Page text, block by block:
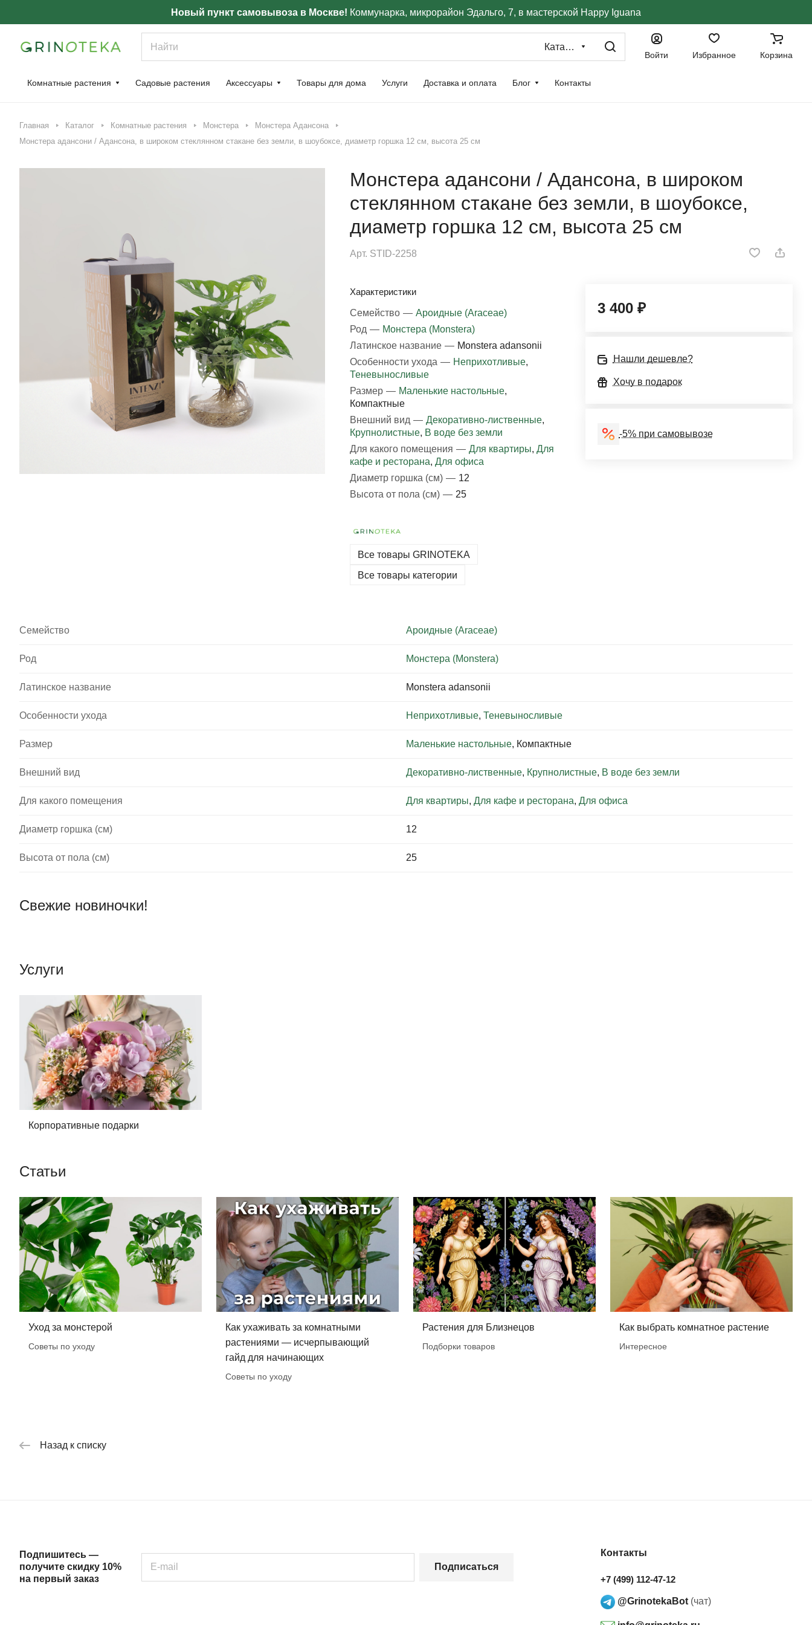
Новый пункт самовывоза в Москве! Коммунарка, микрорайон Эдальго, 7, в мастерской Happy Iguana
Каталог
Войти Избранное Корзина
Комнатные растения Садовые растения Аксессуары Товары для дома Услуги Доставка и оплата Блог Контакты
Главная Каталог Комнатные растения Монстера
Монстера Адансона
Монстера адансони / Адансона, в широком стеклянном стакане без земли, в шоубоксе, диаметр горшка 12 см, высота 25 см
Монстера адансони / Адансона, в широком
стеклянном стакане без земли, в шоубоксе,
диаметр горшка 12 см, высота 25 см
Арт. STID-2258
Характеристики
Семейство — Ароидные (Araceae)
Род — Монстера (Monstera)
Латинское название — Monstera adansonii
Особенности ухода — Неприхотливые,
Теневыносливые
Размер — Маленькие настольные,
Компактные
Внешний вид — Декоративно-лиственные,
Крупнолистные, В воде без земли
Для какого помещения — Для квартиры, Для
кафе и ресторана, Для офиса
Диаметр горшка (см) — 12
Высота от пола (см) — 25
Все товары GRINOTEKA
Все товары категории
3 400 ₽
Нашли дешевле?
Хочу в подарок
-5% при самовывозе
Семейство Ароидные (Araceae)
Род Монстера (Monstera)
Латинское название Monstera adansonii
Особенности ухода Неприхотливые, Теневыносливые
Размер Маленькие настольные, Компактные
Внешний вид Декоративно-лиственные, Крупнолистные, В воде без земли
Для какого помещения Для квартиры, Для кафе и ресторана, Для офиса
Диаметр горшка (см) 12
Высота от пола (см) 25
Свежие новиночки!
Услуги
Корпоративные подарки
Статьи
Уход за монстерой
Советы по уходу
Как ухаживать за комнатными
растениями — исчерпывающий
гайд для начинающих
Советы по уходу
Растения для Близнецов
Подборки товаров
Как выбрать комнатное растение
Интересное
Назад к списку
Подпишитесь —
получите скидку 10%
на первый заказ
Подписаться
Контакты
+7 (499) 112-47-12
@GrinotekaBot (чат)